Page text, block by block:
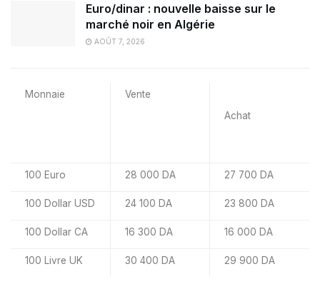
Euro/dinar : nouvelle baisse sur le
marché noir en Algérie
AOÛT 7, 2026
Monnaie
Vente
Achat
100 Euro 28 000 DA 27 700 DA
100 Dollar USD 24 100 DA 23 800 DA
100 Dollar CA 16 300 DA 16 000 DA
100 Livre UK 30 400 DA 29 900 DA